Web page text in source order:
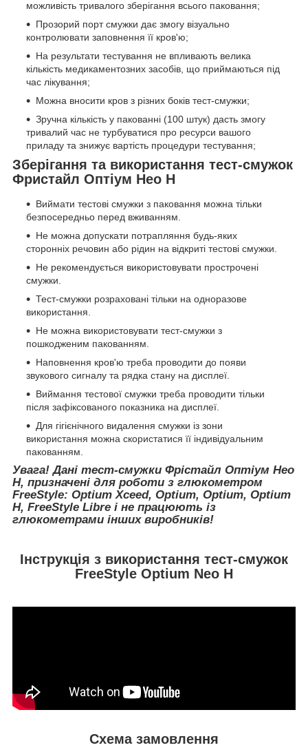
можливість тривалого зберігання всього паковання;
Прозорий порт смужки дає змогу візуально
контролювати заповнення її кров'ю;
На результати тестування не впливають велика
кількість медикаментозних засобів, що приймаються під
час лікування;
Можна вносити кров з різних боків тест-смужки;
Зручна кількість у пакованні (100 штук) дасть змогу
тривалий час не турбуватися про ресурси вашого
приладу та знижує вартість процедури тестування;
Зберігання та використання тест-смужок
Фристайл Оптіум Нео Н
Виймати тестові смужки з паковання можна тільки
безпосередньо перед вживанням.
Не можна допускати потрапляння будь-яких
сторонніх речовин або рідин на відкриті тестові смужки.
Не рекомендується використовувати прострочені
смужки.
Тест-смужки розраховані тільки на одноразове
використання.
Не можна використовувати тест-смужки з
пошкодженим пакованням.
Наповнення кров'ю треба проводити до появи
звукового сигналу та рядка стану на дисплеї.
Виймання тестової смужки треба проводити тільки
після зафіксованого показника на дисплеї.
Для гігієнічного видалення смужки із зони
використання можна скористатися її індивідуальним
пакованням.
Увага! Дані тест-смужки Фрістайл Оптіум Нео
Н, призначені для роботи з глюкометром
FreeStyle: Optium Xceed, Optium, Optium, Optium
H, FreeStyle Libre і не працюють із
глюкометрами інших виробників!
Інструкція з використання тест-смужок
FreeStyle Optium Neo H
Схема замовлення